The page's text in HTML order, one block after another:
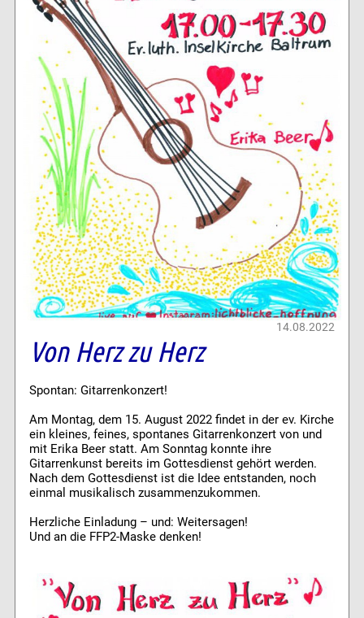
14.08.2022
Von Herz zu Herz
Spontan: Gitarrenkonzert!
Am Montag, dem 15. August 2022 findet in der ev. Kirche
ein kleines, feines, spontanes Gitarrenkonzert von und
mit Erika Beer statt. Am Sonntag konnte ihre
Gitarrenkunst bereits im Gottesdienst gehört werden.
Nach dem Gottesdienst ist die Idee entstanden, noch
einmal musikalisch zusammenzukommen.
Herzliche Einladung – und: Weitersagen!
Und an die FFP2-Maske denken!